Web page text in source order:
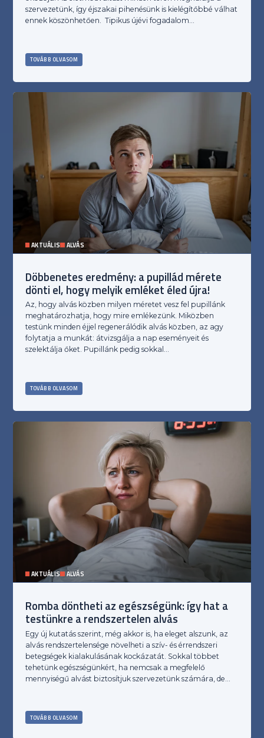
szervezetünk, így éjszakai pihenésünk is kielégítőbbé válhat
ennek köszönhetően. Tipikus újévi fogadalom…
TOVÁBB OLVASOM
AKTUÁLIS ALVÁS
Döbbenetes eredmény: a pupillád mérete
dönti el, hogy melyik emléket éled újra!
Az, hogy alvás közben milyen méretet vesz fel pupillánk
meghatározhatja, hogy mire emlékezünk. Miközben
testünk minden éjjel regenerálódik alvás közben, az agy
folytatja a munkát: átvizsgálja a nap eseményeit és
szelektálja őket. Pupillánk pedig sokkal…
TOVÁBB OLVASOM
AKTUÁLIS ALVÁS
Romba döntheti az egészségünk: így hat a
testünkre a rendszertelen alvás
Egy új kutatás szerint, még akkor is, ha eleget alszunk, az
alvás rendszertelensége növelheti a szív- és érrendszeri
betegségek kialakulásának kockázatát. Sokkal többet
tehetünk egészségünkért, ha nemcsak a megfelelő
mennyiségű alvást biztosítjuk szervezetünk számára, de…
TOVÁBB OLVASOM